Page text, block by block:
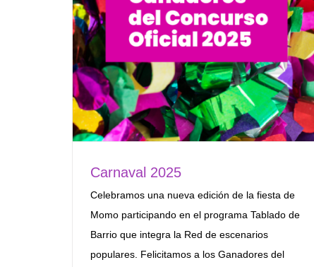
Carnaval 2025
Celebramos una nueva edición de la fiesta de
Momo participando en el programa Tablado de
Barrio que integra la Red de escenarios
populares. Felicitamos a los Ganadores del